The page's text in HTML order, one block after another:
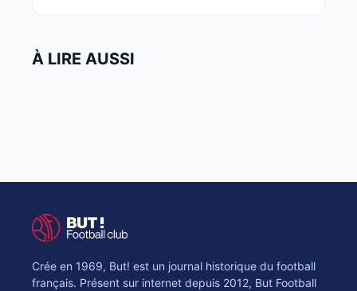
À LIRE AUSSI
Crée en 1969, But! est un journal historique du football
français. Présent sur internet depuis 2012, But Football